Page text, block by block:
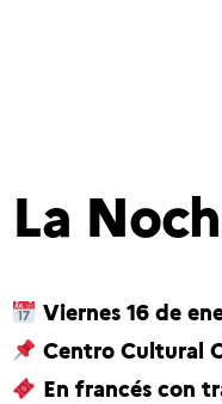
La
Viernes 16 de
Centro Cultural
En francés con